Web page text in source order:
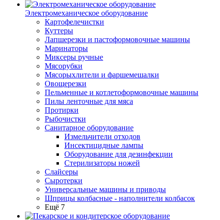
Электромеханическое оборудование
Картофелечистки
Куттеры
Лапшерезки и пастоформовочные машины
Маринаторы
Миксеры ручные
Мясорубки
Мясорыхлители и фаршемешалки
Овощерезки
Пельменные и котлетоформовочные машины
Пилы ленточные для мяса
Протирки
Рыбочистки
Санитарное оборудование
Измельчители отходов
Инсектицидные лампы
Оборудование для дезинфекции
Стерилизаторы ножей
Слайсеры
Сыротерки
Универсальные машины и приводы
Шприцы колбасные - наполнители колбасок
Ещё 7